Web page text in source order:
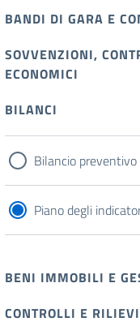
BANDI DI GARA E
SOVVENZIONI,
ECONOMICI
BILANCI
Bilancio
Piano degli
BENI IMMOBILI E
CONTROLLI E